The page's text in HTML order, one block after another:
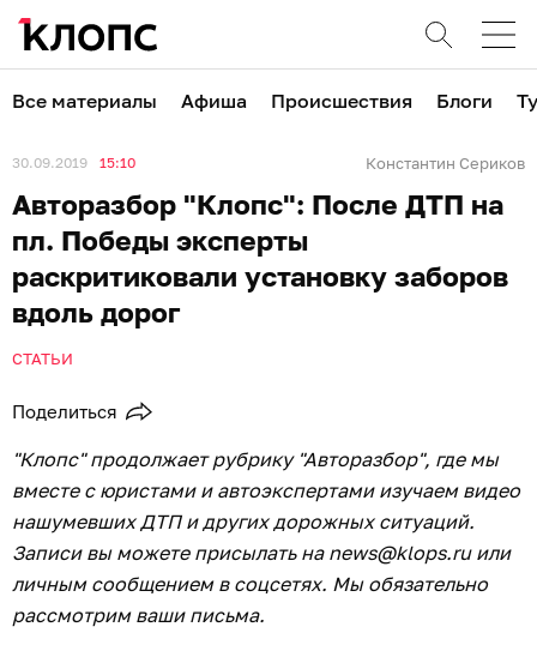
Все материалы Афиша Происшествия Блоги
30.09.2019 15:10 Константин Сериков
Авторазбор "Клопс": После ДТП на
пл. Победы эксперты
раскритиковали установку заборов
вдоль дорог
СТАТЬИ
Поделиться
"Клопс" продолжает рубрику "Авторазбор", где мы
вместе с юристами и автоэкспертами изучаем видео
нашумевших ДТП и других дорожных ситуаций.
Записи вы можете присылать на news@klops.ru или
личным сообщением в соцсетях. Мы обязательно
рассмотрим ваши письма.